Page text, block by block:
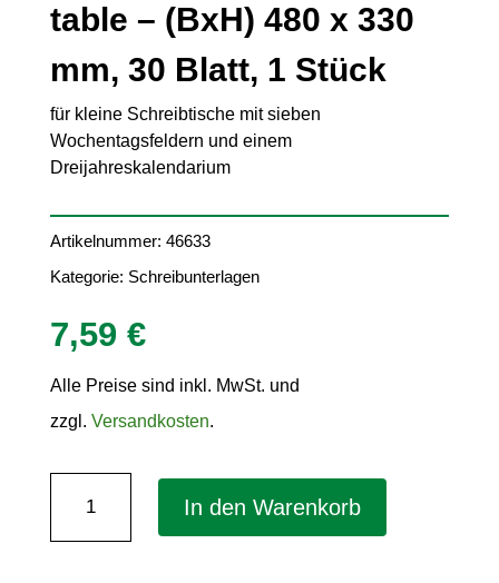
table – (BxH) 480 x 330
mm, 30 Blatt, 1 Stück
für kleine Schreibtische mit sieben
Wochentagsfeldern und einem
Dreijahreskalendarium
Artikelnummer: 46633
Kategorie: Schreibunterlagen
7,59 €
Alle Preise sind inkl. MwSt. und
zzgl. Versandkosten.
In den Warenkorb